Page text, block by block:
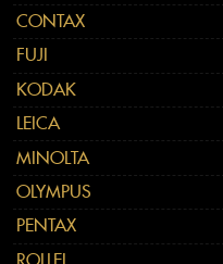
CONTAX
FUJI
KODAK
LEICA
MINOLTA
OLYMPUS
PENTAX